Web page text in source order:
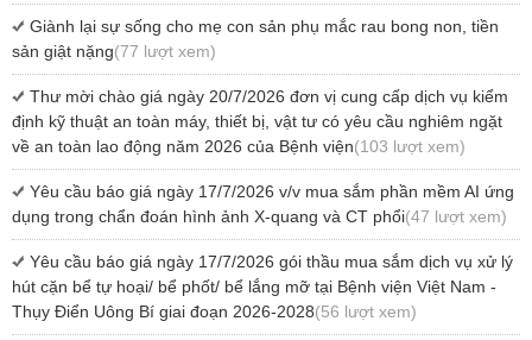
Giành lại sự sống cho mẹ con sản phụ mắc rau bong non, tiền
sản giật nặng(77 lượt xem)
Thư mời chào giá ngày 20/7/2026 đơn vị cung cấp dịch vụ kiểm
định kỹ thuật an toàn máy, thiết bị, vật tư có yêu cầu nghiêm ngặt
về an toàn lao động năm 2026 của Bệnh viện(103 lượt xem)
Yêu cầu báo giá ngày 17/7/2026 v/v mua sắm phần mềm AI ứng
dụng trong chẩn đoán hình ảnh X-quang và CT phổi(47 lượt xem)
Yêu cầu báo giá ngày 17/7/2026 gói thầu mua sắm dịch vụ xử lý
hút cặn bể tự hoại/ bể phốt/ bể lắng mỡ tại Bệnh viện Việt Nam -
Thụy Điển Uông Bí giai đoạn 2026-2028(56 lượt xem)